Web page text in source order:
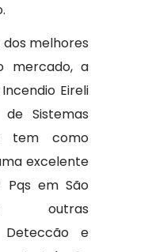
melhores
mercado, a
Eireli
Sistemas
tem como
excelente
Pqs em São
outras
Deteccão e